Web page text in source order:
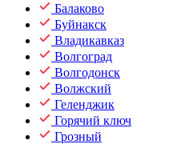
Балаково
Буйнакск
Владикавказ
Волгоград
Волгодонск
Волжский
Геленджик
Горячий ключ
Грозный